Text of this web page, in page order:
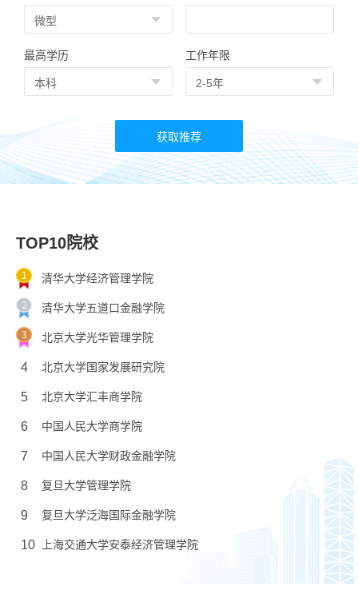
最高学历 工作年限
TOP10院校
清华大学经济管理学院
清华大学五道口金融学院
北京大学光华管理学院
4 北京大学国家发展研究院
5 北京大学汇丰商学院
6 中国人民大学商学院
7 中国人民大学财政金融学院
8 复旦大学管理学院
9 复旦大学泛海国际金融学院
10 上海交通大学安泰经济管理学院